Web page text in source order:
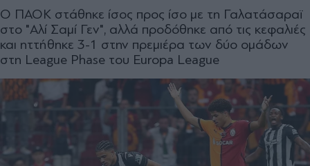
Ο ΠΑΟΚ στάθηκε ίσος προς ίσο με τη Γαλατάσαραϊ
στο "Αλί Σαμί Γεν", αλλά προδόθηκε από τις κεφαλιές
και ηττήθηκε 3-1 στην πρεμιέρα των δύο ομάδων
στη League Phase του Europa League